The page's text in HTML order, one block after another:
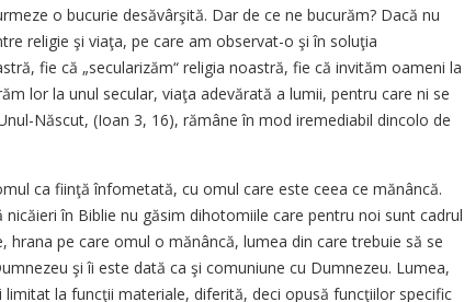
o bucurie desăvârşită. Dar de ce ne bucurăm? Dacă nu
religie şi viaţa, pe care am observat-o şi în soluţia
fie că „secularizăm“ religia noastră, fie că invităm oameni la
lor la unul secular, viaţa adevărată a lumii, pentru care ni se
Născut, (Ioan 3, 16), rămâne în mod iremediabil dincolo de
ca fiinţă înfometată, cu omul care este ceea ce mănâncă.
în Biblie nu găsim dihotomiile care pentru noi sunt cadrul
hrana pe care omul o mănâncă, lumea din care trebuie să se
şi îi este dată ca şi comuniune cu Dumnezeu. Lumea,
limitat la funcţii materiale, diferită, deci opusă funcţiilor specific